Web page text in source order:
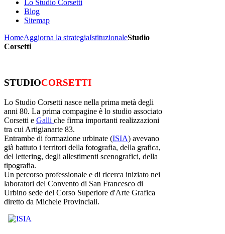
Lo Studio Corsetti
Blog
Sitemap
HomeAggiorna la strategiaIstituzionaleStudio
Corsetti
STUDIOCORSETTI
Lo Studio Corsetti nasce nella prima metà degli
anni 80. La prima compagine è lo studio associato
Corsetti e Galli che firma importanti realizzazioni
tra cui Artigianarte 83.
Entrambe di formazione urbinate (ISIA) avevano
già battuto i territori della fotografia, della grafica,
del lettering, degli allestimenti scenografici, della
tipografia.
Un percorso professionale e di ricerca iniziato nei
laboratori del Convento di San Francesco di
Urbino sede del Corso Superiore d'Arte Grafica
diretto da Michele Provinciali.